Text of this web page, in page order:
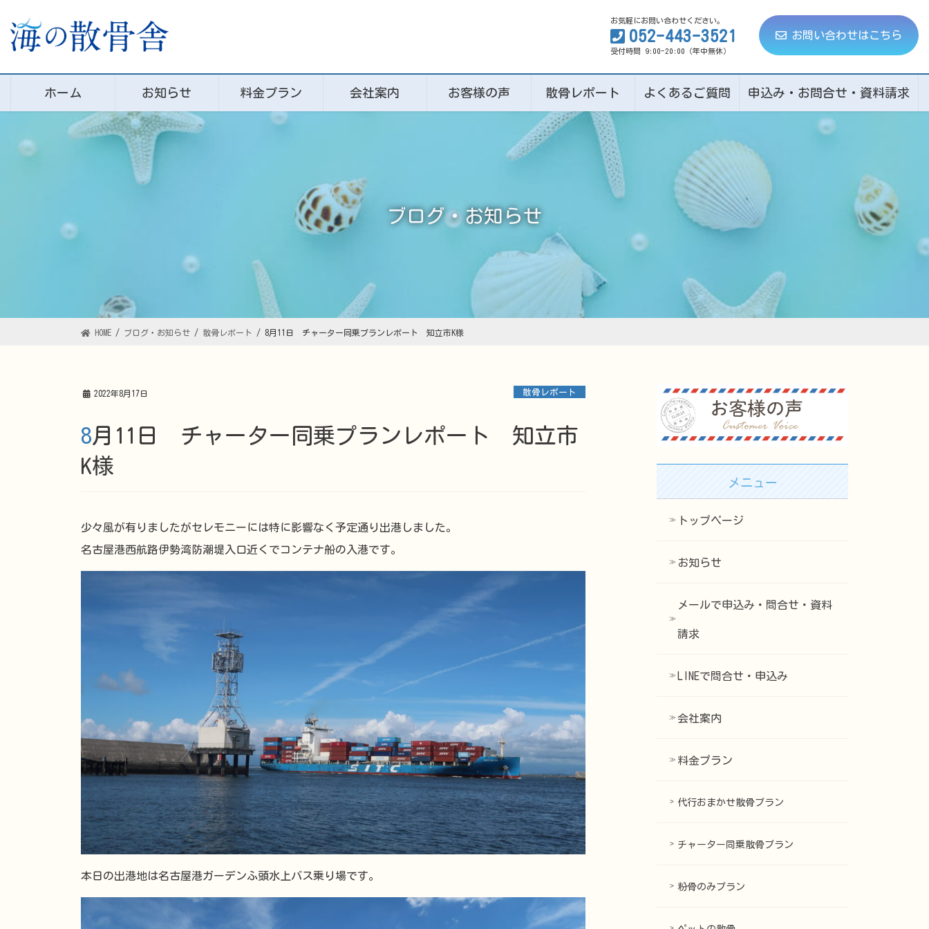
ツ
シ
お気軽にお問い合わせください。
052-443-3521
受付時間 9:00-20:00（年中無休）
お問い合わせはこちら
ホーム お知らせ 料金プラン 会社案内 お客様の声 散骨レポート よくあるご質問 申込み・お問合せ・資料請求
ブログ・お知らせ
HOME ブログ・お知らせ 散骨レポート 8月11日 チャーター同乗プランレポート 知立市K様
2022年8月17日 散骨レポート
8月11日 チャーター同乗プランレポート 知立市
K様
少々風が有りましたがセレモニーには特に影響なく予定通り出港しました。
名古屋港西航路伊勢湾防潮堤入口近くでコンテナ船の入港です。
本日の出港地は名古屋港ガーデンふ頭水上バス乗り場です。
メニュー
トップページ
お知らせ
メールで申込み・問合せ・資料
請求
LINEで問合せ・申込み
会社案内
料金プラン
代行おまかせ散骨プラン
チャーター同乗散骨プラン
粉骨のみプラン